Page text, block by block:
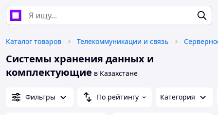
Каталог товаров Телекоммуникации и связь
Системы хранения данных и
комплектующие в Казахстане
Фильтры По рейтингу Категория